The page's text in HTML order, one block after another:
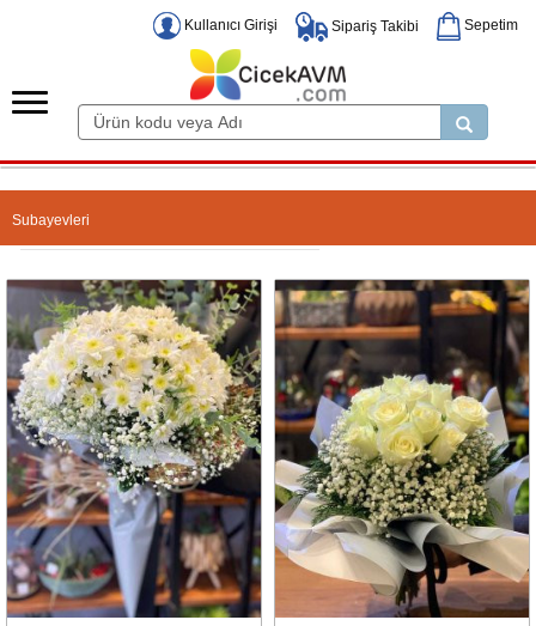
Kullanıcı Girişi Sipariş Takibi Sepetim
Subayevleri